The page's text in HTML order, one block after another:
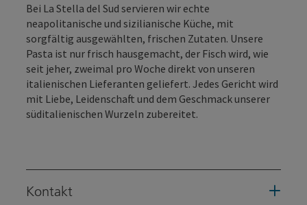
Bei La Stella del Sud servieren wir echte
neapolitanische und sizilianische Küche, mit
sorgfältig ausgewählten, frischen Zutaten. Unsere
Pasta ist nur frisch hausgemacht, der Fisch wird, wie
seit jeher, zweimal pro Woche direkt von unseren
italienischen Lieferanten geliefert. Jedes Gericht wird
mit Liebe, Leidenschaft und dem Geschmack unserer
süditalienischen Wurzeln zubereitet.
Kontakt